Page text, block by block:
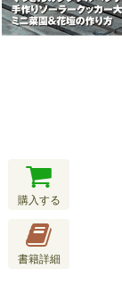
購入する
書籍詳細